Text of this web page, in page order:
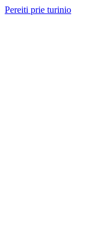
Pereiti prie turinio